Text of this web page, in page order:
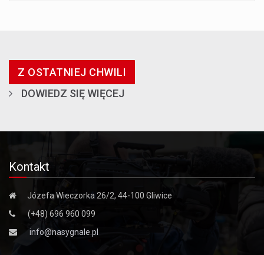
Z OSTATNIEJ CHWILI
DOWIEDZ SIĘ WIĘCEJ
Kontakt
Józefa Wieczorka 26/2, 44-100 Gliwice
(+48) 696 960 099
info@nasygnale.pl